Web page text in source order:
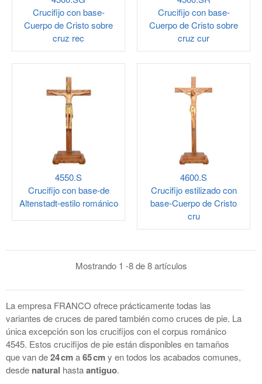
Crucifijo con base-
Cuerpo de Cristo sobre
cruz rec
Crucifijo con base-
Cuerpo de Cristo sobre
cruz cur
4550.S
Crucifijo con base-de
Altenstadt-estilo románico
4600.S
Crucifijo estilizado con
base-Cuerpo de Cristo
cru
Mostrando 1 -8 de 8 artículos
La empresa FRANCO ofrece prácticamente todas las
variantes de cruces de pared también como cruces de pie. La
única excepción son los crucifijos con el corpus románico
4545. Estos crucifijos de pie están disponibles en tamaños
que van de24 cma65 cmy en todos los acabados comunes,
desde natural hastaantiguo.